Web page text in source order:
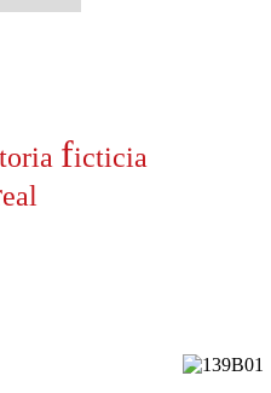
ficticia
eal